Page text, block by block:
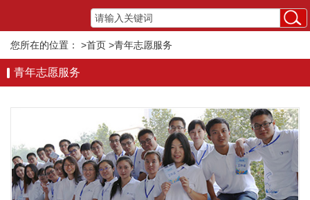
您所在的位置： >首页 >青年志愿服务
青年志愿服务